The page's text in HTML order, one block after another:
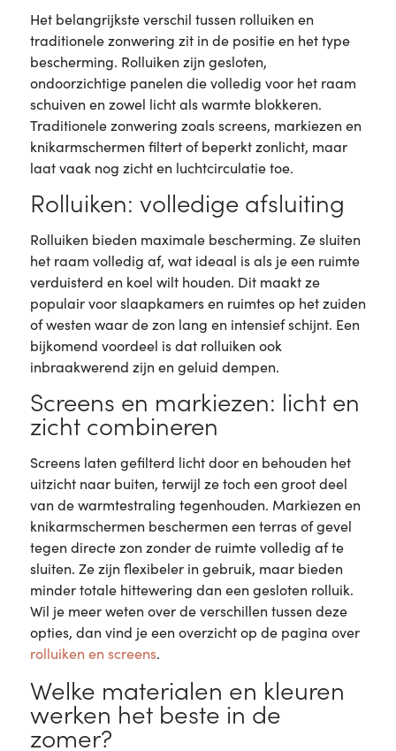
Het belangrijkste verschil tussen rolluiken en
traditionele zonwering zit in de positie en het type
bescherming. Rolluiken zijn gesloten,
ondoorzichtige panelen die volledig voor het raam
schuiven en zowel licht als warmte blokkeren.
Traditionele zonwering zoals screens, markiezen en
knikarmschermen filtert of beperkt zonlicht, maar
laat vaak nog zicht en luchtcirculatie toe.
Rolluiken: volledige afsluiting
Rolluiken bieden maximale bescherming. Ze sluiten
het raam volledig af, wat ideaal is als je een ruimte
verduisterd en koel wilt houden. Dit maakt ze
populair voor slaapkamers en ruimtes op het zuiden
of westen waar de zon lang en intensief schijnt. Een
bijkomend voordeel is dat rolluiken ook
inbraakwerend zijn en geluid dempen.
Screens en markiezen: licht en
zicht combineren
Screens laten gefilterd licht door en behouden het
uitzicht naar buiten, terwijl ze toch een groot deel
van de warmtestraling tegenhouden. Markiezen en
knikarmschermen beschermen een terras of gevel
tegen directe zon zonder de ruimte volledig af te
sluiten. Ze zijn flexibeler in gebruik, maar bieden
minder totale hittewering dan een gesloten rolluik.
Wil je meer weten over de verschillen tussen deze
opties, dan vind je een overzicht op de pagina over
rolluiken en screens.
Welke materialen en kleuren
werken het beste in de
zomer?